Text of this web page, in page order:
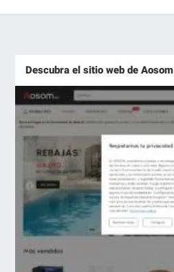
Descubra el sitio web de Aosom